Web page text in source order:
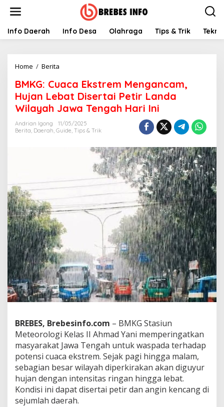
t
Info Daerah Info Desa Olahraga Tips & Trik
Home / Berita
K
G
:
C
u
a
t
m
M
e
n
g
a
n
c
a
m
,
u
j
a
L
e
b
a
t
D
BMKG: Cuaca Ekstrem Mengancam,
Hujan Lebat Disertai Petir Landa
Wilayah Jawa Tengah Hari Ini
Andrian Igong
11/05/2025
Berita, Daerah, Guide, Tips & Trik
BREBES, Brebesinfo.com – BMKG Stasiun
Meteorologi Kelas II Ahmad Yani memperingatkan
masyarakat Jawa Tengah untuk waspada terhadap
potensi cuaca ekstrem. Sejak pagi hingga malam,
sebagian besar wilayah diperkirakan akan diguyur
hujan dengan intensitas ringan hingga lebat.
Kondisi ini dapat disertai petir dan angin kencang di
sejumlah daerah.